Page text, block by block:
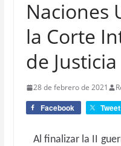
Naciones
la Corte
de Justicia
28 de febrero de 2021
Facebook Tweet
Al finalizar la II